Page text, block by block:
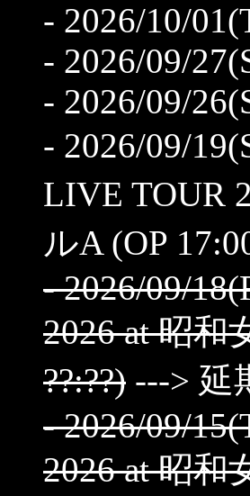
- 2026/10/
- 2026/09/
- 2026/09/
- 2026/09/
LIVE TOUR
ルA (OP
- 2026/09/
2026 at 昭和
??:??) ---> 延
- 2026/09/
2026 at 昭和